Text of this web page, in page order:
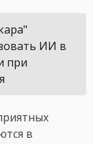
ИИ в
при
в